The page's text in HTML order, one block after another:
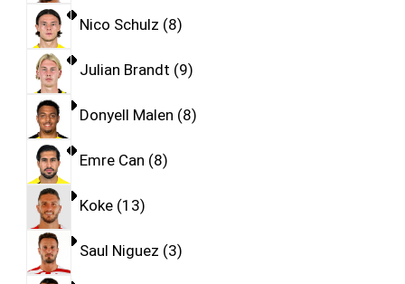
Nico Schulz 8
Julian Brandt 9
Donyell Malen 8
Emre Can 8
Koke 13
Saul Niguez 3